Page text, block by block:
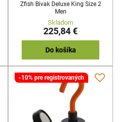
Zfish Bivak Deluxe King Size 2
Men
Skladom
225,84 €
Do košíka
-10% pre registrovaných